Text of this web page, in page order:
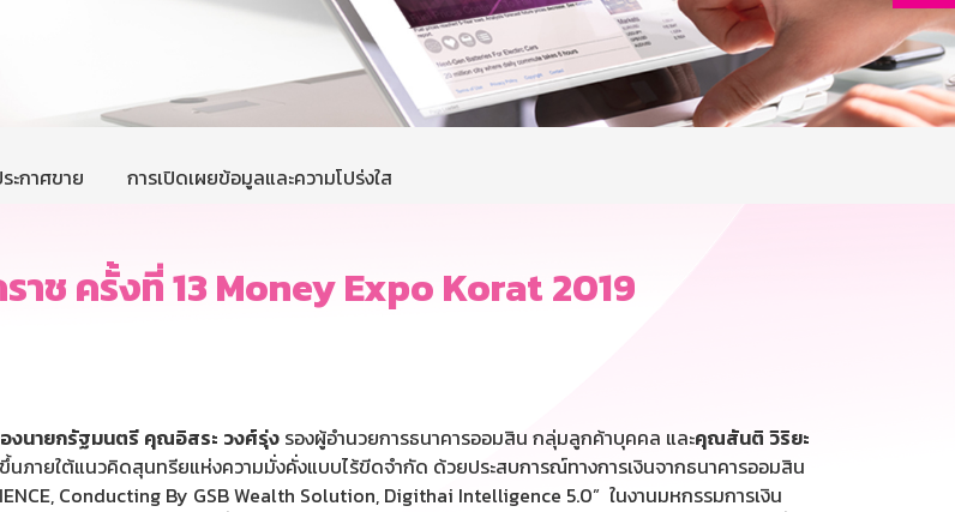
ะกาศขาย การเปิดเผยข้อมูลและความโปร่งใส
าช ครั้งที่ 13 Money Expo Korat 2019
งนายกรัฐมนตรี คุณอิสระ วงศ์รุ่ง รองผู้อำนวยการธนาคารออมสิน กลุ่มลูกค้าบุคคล และคุณสันติ วิริยะ
ภายใต้แนวคิดสุนทรียแห่งความมั่งคั่งแบบไร้ขีดจำกัด ด้วยประสบการณ์ทางการเงินจากธนาคารออมสิน
Conducting By GSB Wealth Solution, Digithai Intelligence 5.0” ในงานมหกรรมการเงิน